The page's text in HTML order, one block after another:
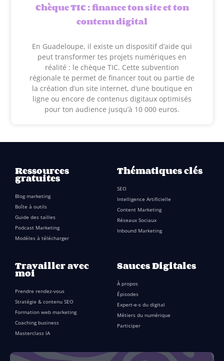
Chèque TIC : finance ton site et ton
contenu digital
En Guadeloupe, il existe un dispositif d’aide qui
peut transformer tes projets numériques en
réalité : le chèque TIC. Cette subvention
régionale te permet de financer tout ou partie de
la création d’un site internet, d’une boutique en
ligne ou encore de contenus digitaux optimisés
pour ton audience jusqu’à 10 000 euros.
Ressources
gratuites
Blog marketing
Boîte à outils
Guide des tailles
Podcast Marketing
Modèles à télécharger
Thématiques clés
SEO
Intelligence Artificielle
Content Marketing
Réseaux Sociaux
Inbound Marketing
Travailler avec
moi
Prendre rendez-vous
Stratégie & contenu SEO
Formation web marketing
Coaching business
Masterclass IA
Sauces Digitales
À propos
Épisodes
Expert-e-s du digital
Métiers du numérique
Participer